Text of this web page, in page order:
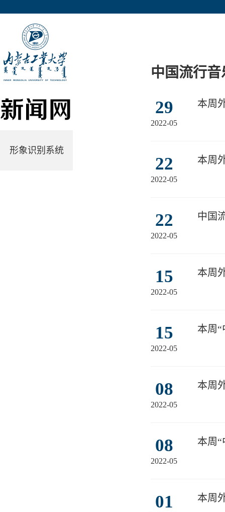
形象识别系统
中国流行
29
2022-05
本周
22
2022-05
本周
22
2022-05
中国
15
2022-05
本周
15
2022-05
本周
08
2022-05
本周
08
2022-05
本周
01 本周